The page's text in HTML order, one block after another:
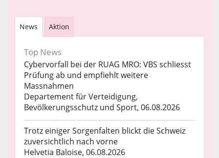
News Aktion
Top News
Cybervorfall bei der RUAG MRO: VBS schliesst
Prüfung ab und empfiehlt weitere
Massnahmen
Departement für Verteidigung,
Bevölkerungsschutz und Sport, 06.08.2026
Trotz einiger Sorgenfalten blickt die Schweiz
zuversichtlich nach vorne
Helvetia Baloise, 06.08.2026